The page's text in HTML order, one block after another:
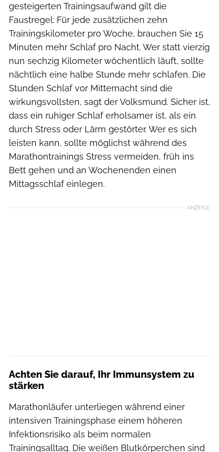
gesteigerten Trainingsaufwand gilt die
Faustregel: Für jede zusätzlichen zehn
Trainingskilometer pro Woche, brauchen Sie 15
Minuten mehr Schlaf pro Nacht. Wer statt vierzig
nun sechzig Kilometer wöchentlich läuft, sollte
nächtlich eine halbe Stunde mehr schlafen. Die
Stunden Schlaf vor Mitternacht sind die
wirkungsvollsten, sagt der Volksmund. Sicher ist,
dass ein ruhiger Schlaf erholsamer ist, als ein
durch Stress oder Lärm gestörter. Wer es sich
leisten kann, sollte möglichst während des
Marathontrainings Stress vermeiden, früh ins
Bett gehen und an Wochenenden einen
Mittagsschlaf einlegen.
ANZEIGE
Achten Sie darauf, Ihr Immunsystem zu
stärken
Marathonläufer unterliegen während einer
intensiven Trainingsphase einem höheren
Infektionsrisiko als beim normalen
Trainingsalltag. Die weißen Blutkörperchen sind